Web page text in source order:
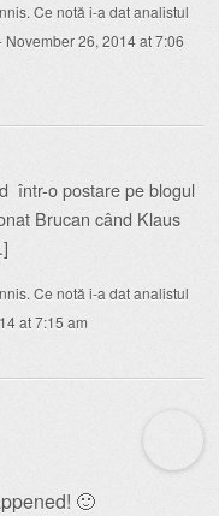
Ce notă i-a dat analistul
November 26, 2014 at 7:06
într-o postare pe blogul
Brucan când Klaus
Ce notă i-a dat analistul
at 7:15 am
🙂